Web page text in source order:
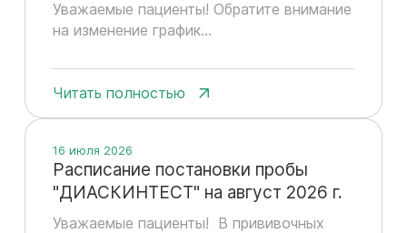
Уважаемые пациенты! Обратите внимание
на изменение график...
Читать полностью
Расписание постановки пробы
"ДИАСКИНТЕСТ" на август 2026 г.
Уважаемые пациенты! В прививочных
16 июля 2026